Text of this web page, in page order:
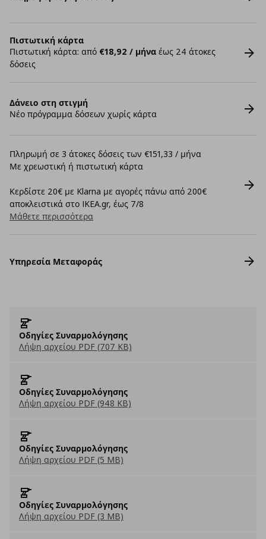
Πιστωτική κάρτα
Πιστωτική κάρτα: από €18,92 / μήνα έως 24 άτοκες
δόσεις
Δάνειο στη στιγμή
Νέο πρόγραμμα δόσεων χωρίς κάρτα
Πληρωμή σε 3 άτοκες δόσεις των €151,33 / μήνα
Με χρεωστική ή πιστωτική κάρτα
Κερδίστε 20€ με Klarna με αγορές πάνω από 200€
αποκλειστικά στο IKEA.gr, έως 7/8
Μάθετε περισσότερα
Υπηρεσία Μεταφοράς
Οδηγίες Συναρμολόγησης
Λήψη αρχείου PDF (707 KB)
Οδηγίες Συναρμολόγησης
Λήψη αρχείου PDF (948 KB)
Οδηγίες Συναρμολόγησης
Λήψη αρχείου PDF (5 MB)
Οδηγίες Συναρμολόγησης
Λήψη αρχείου PDF (3 MB)